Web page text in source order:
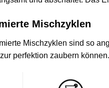
Mischzyklen
Mischzyklen sind so
perfektion zaubern können.